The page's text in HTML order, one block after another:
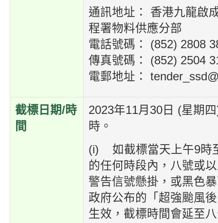
通訊地址： 香港九龍啟
程署物料供應分部
電話號碼： (852) 2808
傳真號碼： (852) 2504
電郵地址：
截標日期/時
間
2023年11月30日 (星期
時。
(i) 如截標當天上午9時
的任何時段內，八號或
警告信號懸掛，或黑色
政府公布的「超強颱風
生效，截標時間會延至